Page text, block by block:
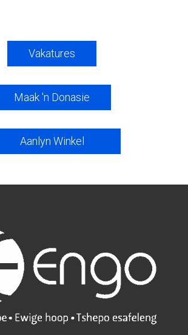
Vakatures
Maak 'n Donasie
Aanlyn Winkel